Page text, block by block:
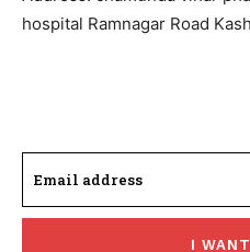
hospital Ramnagar Road
I